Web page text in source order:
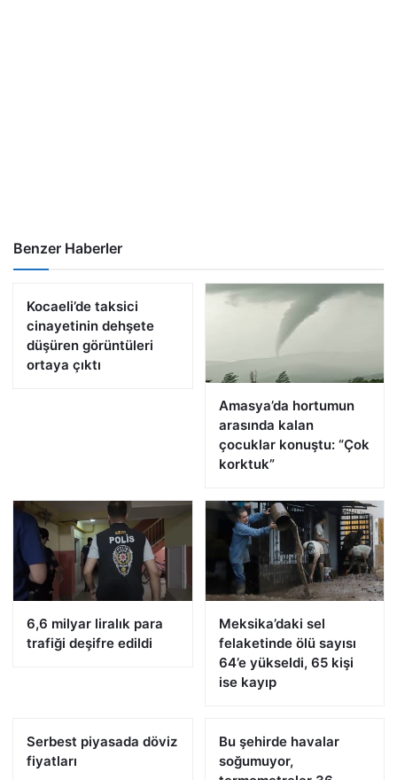
Benzer Haberler
Kocaeli’de taksici
cinayetinin dehşete
düşüren görüntüleri
ortaya çıktı
Amasya’da hortumun
arasında kalan
çocuklar konuştu: “Çok
korktuk”
6,6 milyar liralık para
trafiği deşifre edildi
Meksika’daki sel
felaketinde ölü sayısı
64’e yükseldi, 65 kişi
ise kayıp
Serbest piyasada döviz
fiyatları
Bu şehirde havalar
soğumuyor,